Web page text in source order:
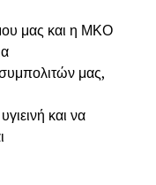
μας και η ΜΚΟ
μας,
και να